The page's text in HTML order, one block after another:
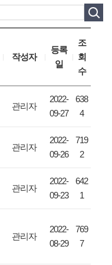
작성자
등록
일
조
회
수
관리자
2022-
09-27
638
4
관리자
2022-
09-26
719
2
관리자
2022-
09-23
642
1
관리자
2022-
08-29
769
7